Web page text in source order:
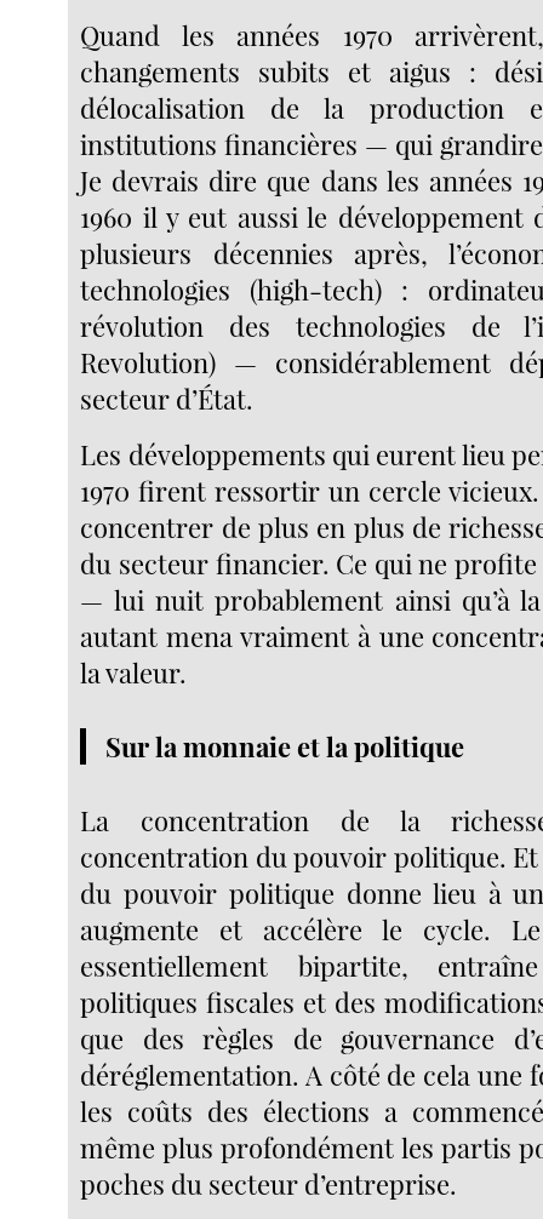
Quand les années 1970
changements subits et aigus :
délocalisation de la production
institutions financières — qui
Je devrais dire que dans les années
1960 il y eut aussi le développement
plusieurs décennies après,
technologies (high-tech) :
révolution des technologies de
Revolution) — considérablement
secteur d’État.
Les développements qui eurent lieu
1970 firent ressortir un cercle
concentrer de plus en plus de
du secteur financier. Ce qui ne profite
— lui nuit probablement ainsi qu’à
autant mena vraiment à une
la valeur.
Sur la monnaie et la politique
La concentration de la
concentration du pouvoir politique.
du pouvoir politique donne lieu à
augmente et accélère le cycle.
essentiellement bipartite,
politiques fiscales et des
que des règles de gouvernance
déréglementation. A côté de cela une
les coûts des élections a
même plus profondément les partis
poches du secteur d’entreprise.